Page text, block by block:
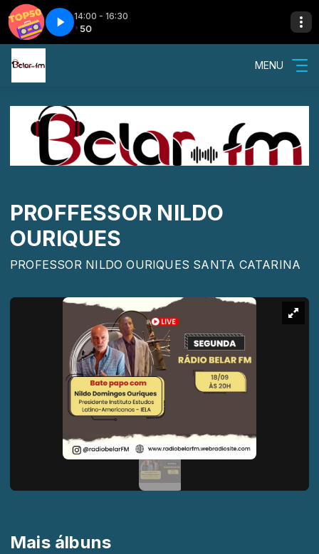
14:00 - 16:30
50 TOP 50Top 50 - Bloco 10
MENU
PROFFESSOR NILDO
OURIQUES
PROFESSOR NILDO OURIQUES SANTA CATARINA
Mais álbuns